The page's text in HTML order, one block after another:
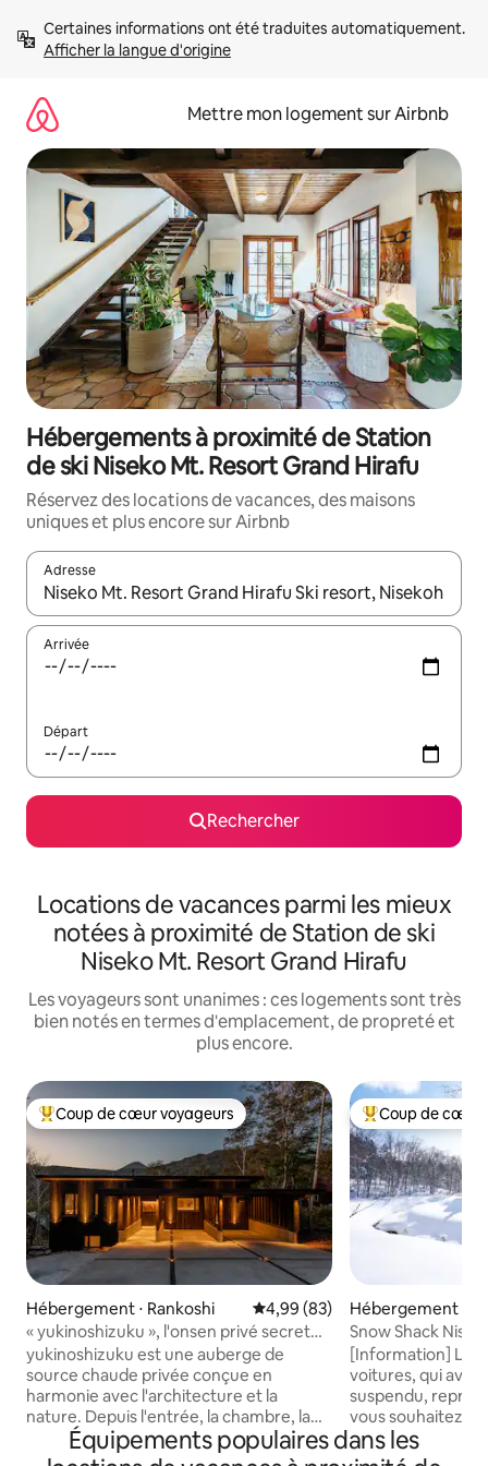
directement
Afficher la langue d'origine
Mettre mon logement sur Airbnb
Hébergements à proximité de Station
de ski Niseko Mt. Resort Grand Hirafu
Réservez des locations de vacances, des maisons
uniques et plus encore sur Airbnb
Adresse
Lorsque les résultats s'affichent, utilisez les flèches vers le
Arrivée
Départ
Rechercher
Locations de vacances parmi les mieux
notées à proximité de Station de ski
Niseko Mt. Resort Grand Hirafu
Les voyageurs sont unanimes : ces logements sont très
bien notés en termes d'emplacement, de propreté et
plus encore.
Coups de cœur voyageurs les plus appréciés
Coup de cœur voyageurs
Hébergement ⋅ Rankoshi Évaluation moyenne sur la
4,99 (83)
« yukinoshizuku », l'onsen privé secret
de Niseko
yukinoshizuku est une auberge de
source chaude privée conçue en
harmonie avec l'architecture et la
nature. Depuis l'entrée, la chambre, la
source chaude et le sauna payant. La
terrasse est réservée à l'usage exclusif
Coups de cœur
Coup de cœur
Hébergement ⋅
Snow Shack
[Information] Le
voitures, qui
suspendu,
vous souhaitez
veuillez nous en
Nous vous
Équipements populaires dans les